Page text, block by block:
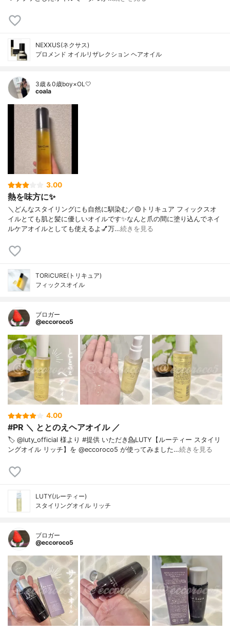
NEXXUS(ネクサス)
プロメンド オイルリザレクション ヘアオイル
3歳＆0歳boy×OL🤍
coala
3.00
熱を味方に✨
＼どんなスタイリングにも自然に馴染む／🟡トリキュア フィックスオ
イルとても肌と髪に優しいオイルです✨なんと爪の間に塗り込んでネイ
ルケアオイルとしても使えるよ💅万…続きを見る
TORiCURE(トリキュア)
フィックスオイル
ブロガー
@eccoroco5
4.00
#PR ＼ ととのえヘアオイル ／
🏷️ @luty_official 様より #提供 いただき⁡💁LUTY【ルーティー スタイリ
ングオイル リッチ】を @eccoroco5 が使ってみました⁡⁡…続きを見る
LUTY(ルーティー)
スタイリングオイル リッチ
ブロガー
@eccoroco5